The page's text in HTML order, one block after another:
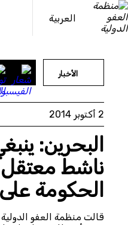
العربية
تخطى
إلى
المحتوى
الأخبار
2 أكتوبر 2014
البحرين:
ناشط معتقل
الحكومة
قالت منظمة العفو